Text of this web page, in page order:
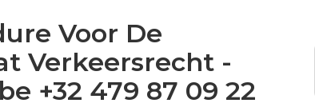
Voor De
Verkeersrecht -
+32 479 87 09 22